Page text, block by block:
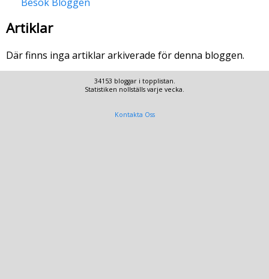
Artiklar
Där finns inga artiklar arkiverade för denna bloggen.
34153 bloggar i topplistan.
Statistiken nollställs varje vecka.
Kontakta Oss